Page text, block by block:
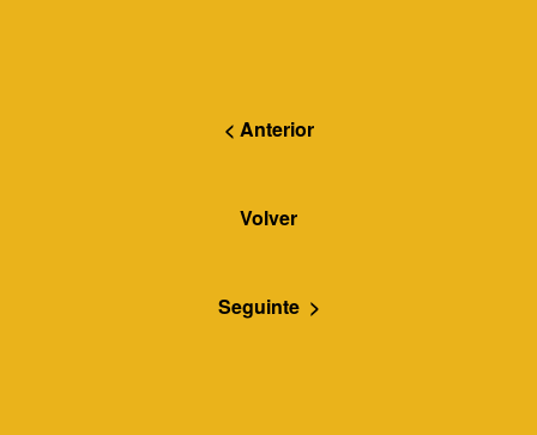
< Anterior
Volver
Seguinte >